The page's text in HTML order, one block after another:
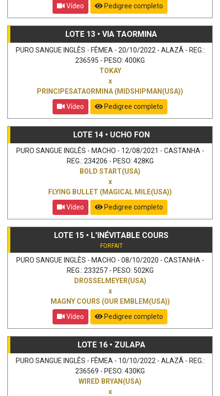
Vídeo
Pedigree completo
LOTE 13 • VIA TAORMINA
PURO SANGUE INGLÊS - FÊMEA - 20/10/2022 - ALAZÃ - REG.:
236595 - PESO: 400KG
TOKAY
x
PRINCIPESATAORMINA (MIDSHIPMAN(USA))
Vídeo
Pedigree completo
LOTE 14 • UCHO FON
PURO SANGUE INGLÊS - MACHO - 12/08/2021 - CASTANHA -
REG.: 234206 - PESO: 428KG
BOLD START(USA)
x
FLYING BULLET (MAGICAL MILE(USA))
Vídeo
Pedigree completo
LOTE 15 • L'INÉVITABLE COURS
FORFAIT
PURO SANGUE INGLÊS - MACHO - 08/10/2020 - CASTANHA -
REG.: 233257 - PESO: 502KG
DROSSELMEYER(USA)
x
MAGNY COURS (OUR EMBLEM(USA))
Vídeo
Pedigree completo
LOTE 16 • ZULAPA
PURO SANGUE INGLÊS - FÊMEA - 10/10/2022 - ALAZÃ - REG.:
236569 - PESO: 430KG
WIRED BRYAN(USA)
x